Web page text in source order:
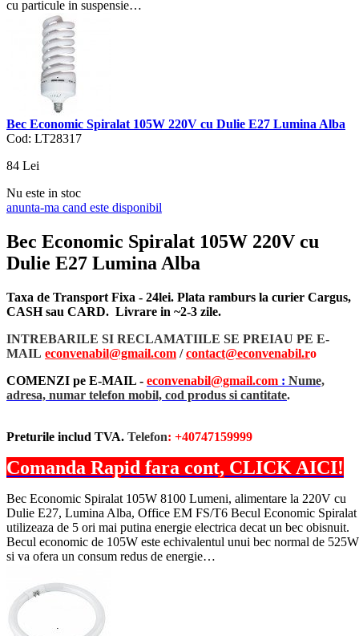
cu particule in suspensie…
Bec Economic Spiralat 105W 220V cu Dulie E27 Lumina Alba
Cod: LT28317
84 Lei
Nu este in stoc
anunta-ma cand este disponibil
Bec Economic Spiralat 105W 220V cu
Dulie E27 Lumina Alba
Taxa de Transport Fixa - 24lei. Plata ramburs la curier Cargus,
CASH sau CARD. Livrare in ~2-3 zile.
INTREBARILE SI RECLAMATIILE SE PREIAU PE E-
MAIL econvenabil@gmail.com /contact@econvenabil.ro
COMENZI pe E-MAIL - econvenabil@gmail.com : Nume,
adresa, numar telefon mobil, cod produs si cantitate.
Preturile includ TVA. Telefon: +40747159999
Comanda Rapid fara cont, CLICK AICI!
Bec Economic Spiralat 105W 8100 Lumeni, alimentare la 220V cu
Dulie E27, Lumina Alba, Office EM FS/T6 Becul Economic Spiralat
utilizeaza de 5 ori mai putina energie electrica decat un bec obisnuit.
Becul economic de 105W este echivalentul unui bec normal de 525W
si va ofera un consum redus de energie…